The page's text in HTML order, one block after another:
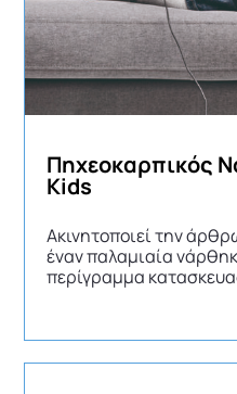
Πηχεοκαρπικός
Kids
Ακινητοποιεί την
έναν παλαμιαία
περίγραμμα